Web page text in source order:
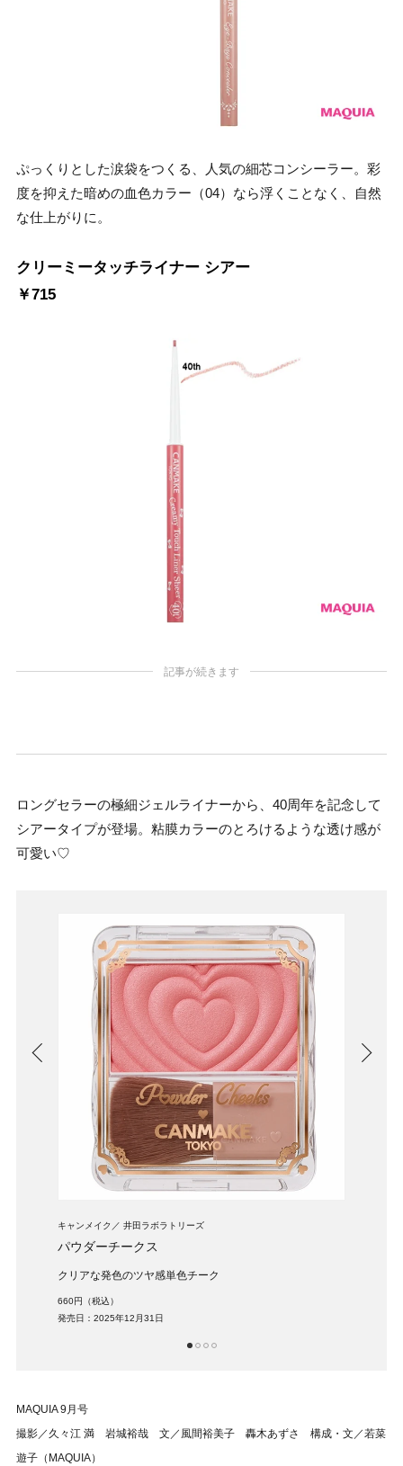
ぷっくりとした涙袋をつくる、人気の細芯コンシーラー。彩
度を抑えた暗めの血色カラー（04）なら浮くことなく、自然
な仕上がりに。
クリーミータッチライナー シアー
￥715
記事が続きます
ロングセラーの極細ジェルライナーから、40周年を記念して
シアータイプが登場。粘膜カラーのとろけるような透け感が
可愛い♡
キャンメイク 井田ラボラトリーズ
パウダーチークス
クリアな発色のツヤ感単色チーク
660円（税込）
発売日：2025年12月31日
MAQUIA 9月号
撮影／久々江 満 岩城裕哉 文／風間裕美子 轟木あずさ 構成・文／若菜
遊子（MAQUIA）